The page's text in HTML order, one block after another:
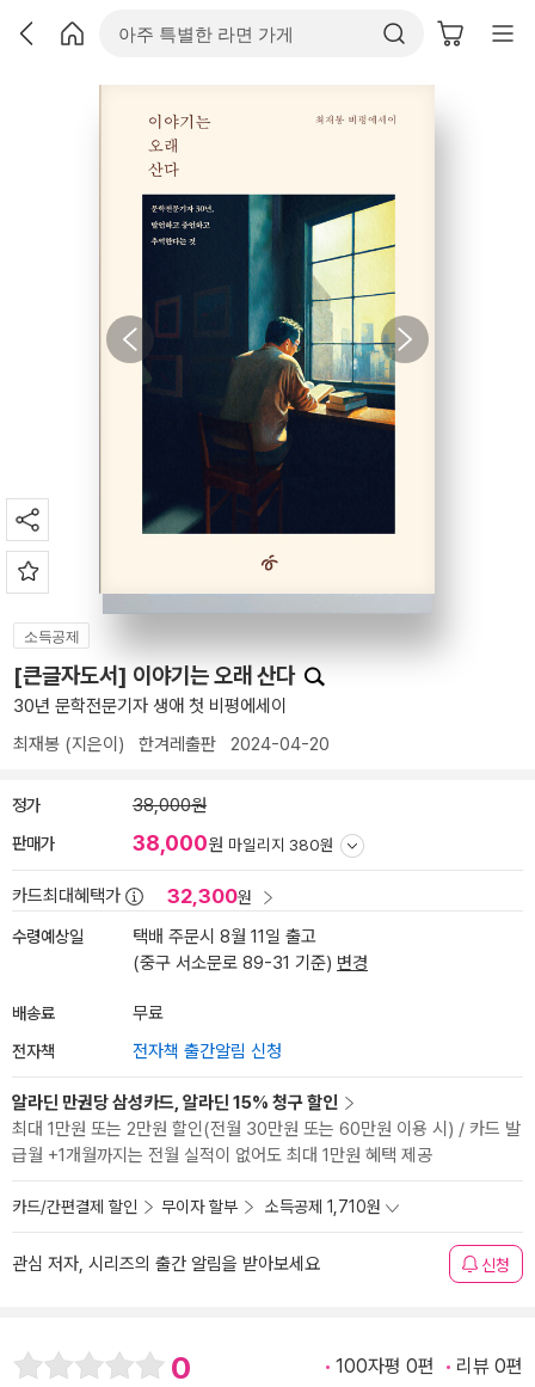
소득공제
[큰글자도서] 이야기는 오래 산다
30년 문학전문기자 생애 첫 비평에세이
최재봉 (지은이) 한겨레출판 2024-04-20
정가 38,000원
판매가 38,000원 마일리지 380원
카드최대혜택가 32,300원
수령예상일
택배 주문시 8월 11일 출고
(중구 서소문로 89-31 기준) 변경
배송료 무료
전자책 전자책 출간알림 신청
알라딘 만권당 삼성카드, 알라딘 15% 청구 할인
최대 1만원 또는 2만원 할인(전월 30만원 또는 60만원 이용 시) / 카드 발
급월 +1개월까지는 전월 실적이 없어도 최대 1만원 혜택 제공
카드/간편결제 할인 무이자 할부 소득공제 1,710원
관심 저자, 시리즈의 출간 알림을 받아보세요 신청
0 100자평 0편 리뷰 0편